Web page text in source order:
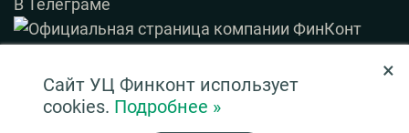
Нашли ошибку? Выделите ее и нажмите Ctrl+Enter
Информация на сайте ни при каких условиях не является публичной офертой,
×
Сайт УЦ Финконт использует
cookies. Подробнее »